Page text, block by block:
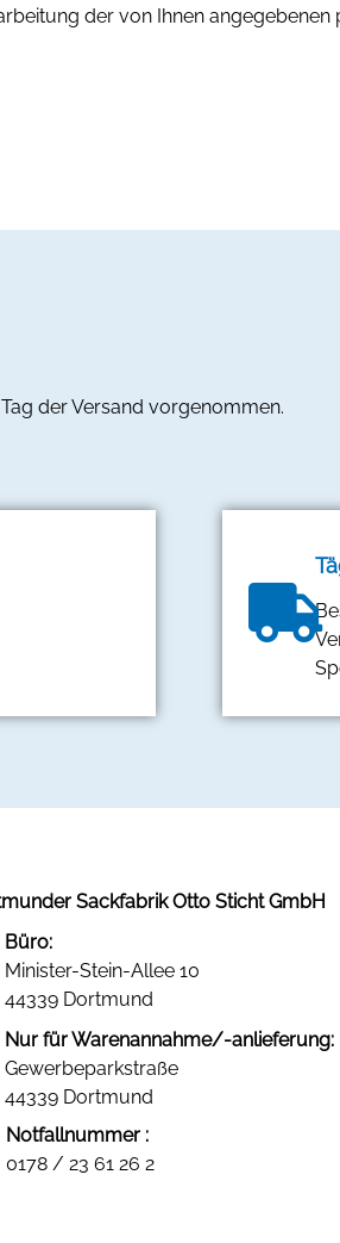
der von Ihnen
der Versand vorgenommen.
Sackfabrik Otto Sticht GmbH
Büro:
Minister-Stein-Allee 10
44339 Dortmund
Nur für Warenannahme/-anlieferung:
Gewerbeparkstraße
44339 Dortmund
Notfallnummer :
0178 / 23 61 26 2